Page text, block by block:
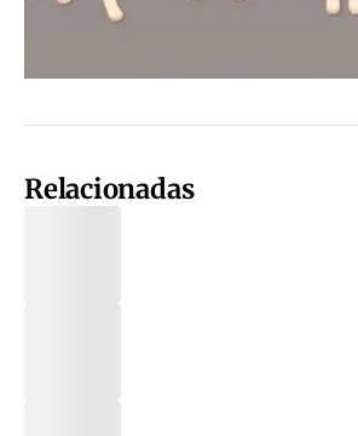
Relacionadas